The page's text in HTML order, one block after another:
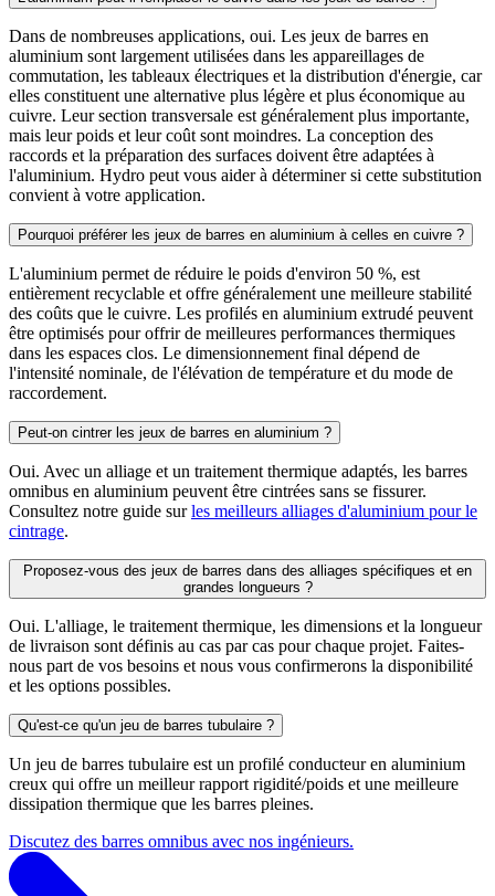
Dans de nombreuses applications, oui. Les jeux de barres en
aluminium sont largement utilisées dans les appareillages de
commutation, les tableaux électriques et la distribution d'énergie, car
elles constituent une alternative plus légère et plus économique au
cuivre. Leur section transversale est généralement plus importante,
mais leur poids et leur coût sont moindres. La conception des
raccords et la préparation des surfaces doivent être adaptées à
l'aluminium. Hydro peut vous aider à déterminer si cette substitution
convient à votre application.
Pourquoi préférer les jeux de barres en aluminium à celles en cuivre ?
L'aluminium permet de réduire le poids d'environ 50 %, est
entièrement recyclable et offre généralement une meilleure stabilité
des coûts que le cuivre. Les profilés en aluminium extrudé peuvent
être optimisés pour offrir de meilleures performances thermiques
dans les espaces clos. Le dimensionnement final dépend de
l'intensité nominale, de l'élévation de température et du mode de
raccordement.
Peut-on cintrer les jeux de barres en aluminium ?
Oui. Avec un alliage et un traitement thermique adaptés, les barres
omnibus en aluminium peuvent être cintrées sans se fissurer.
Consultez notre guide surles meilleurs alliages d'aluminium pour le
cintrage.
Proposez-vous des jeux de barres dans des alliages spécifiques et en
grandes longueurs ?
Oui. L'alliage, le traitement thermique, les dimensions et la longueur
de livraison sont définis au cas par cas pour chaque projet. Faites-
nous part de vos besoins et nous vous confirmerons la disponibilité
et les options possibles.
Qu'est-ce qu'un jeu de barres tubulaire ?
Un jeu de barres tubulaire est un profilé conducteur en aluminium
creux qui offre un meilleur rapport rigidité/poids et une meilleure
dissipation thermique que les barres pleines.
Discutez des barres omnibus avec nos ingénieurs.